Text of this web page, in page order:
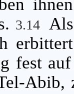
3.14
fest